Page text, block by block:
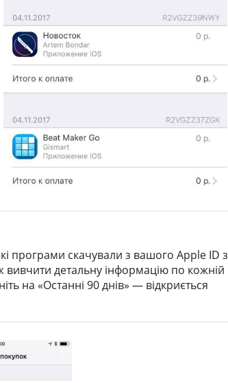
програми скачували з вашого Apple ID
вивчити детальну інформацію по кожній
на «Останні 90 днів» — відкриється